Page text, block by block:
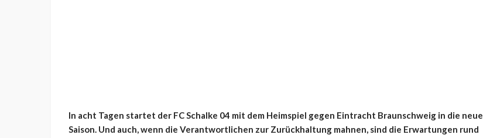
In acht Tagen startet der FC Schalke 04 mit dem Heimspiel gegen Eintracht Braunschweig in die neue
Saison. Und auch, wenn die Verantwortlichen zur Zurückhaltung mahnen, sind die Erwartungen rund